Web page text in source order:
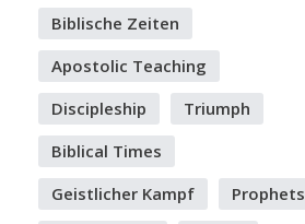
Biblische Zeiten
Apostolic Teaching
Discipleship
Triumph
Biblical Times
Geistlicher Kampf
Prophets